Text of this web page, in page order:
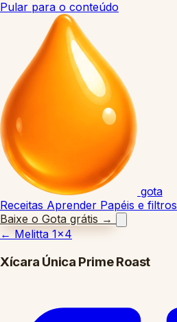
Pular para o conteúdo
gota
Receitas Aprender Papéis e filtros
Baixe o Gota grátis →
← Melitta 1x4
Xícara Única Prime Roast